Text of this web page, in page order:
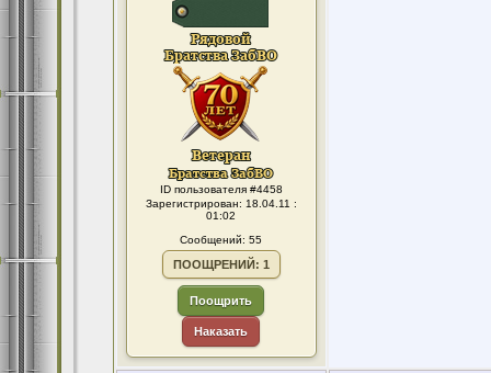
ID пользователя #4458
Зарегистрирован: 18.04.11 :
01:02
Сообщений: 55
ПООЩРЕНИЙ: 1
Поощрить
Наказать